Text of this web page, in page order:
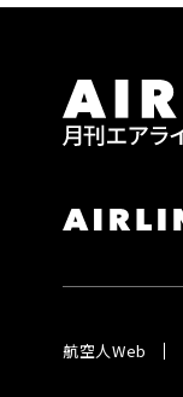
航空人Web